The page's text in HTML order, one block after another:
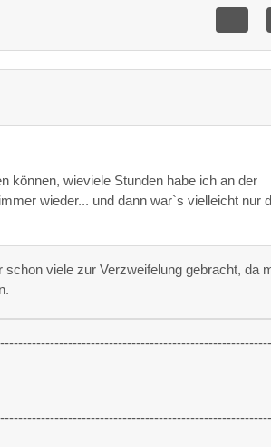
können, wieviele Stunden habe ich an der
wieder... und dann war`s vielleicht nur
viele zur Verzweifelung gebracht, da